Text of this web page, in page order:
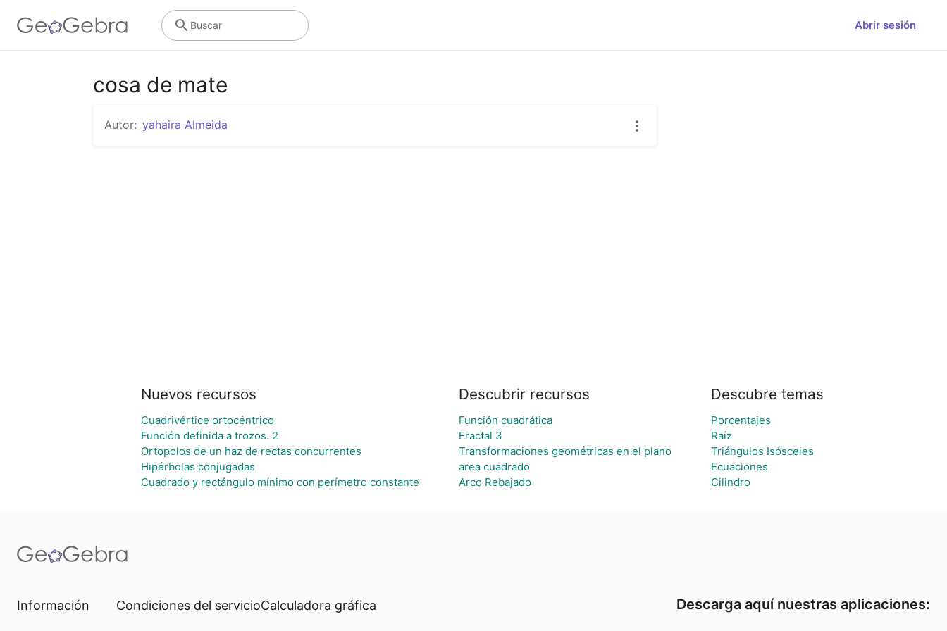
Abrir sesión
Buscar
cosa de mate
Autor: yahaira Almeida
Nuevos recursos
Cuadrivértice ortocéntrico
Función definida a trozos. 2
Ortopolos de un haz de rectas concurrentes
Hipérbolas conjugadas
Cuadrado y rectángulo mínimo con perímetro constante
Descubrir recursos
Función cuadrática
Fractal 3
Transformaciones geométricas en el plano
area cuadrado
Arco Rebajado
Descubre temas
Porcentajes
Raíz
Triángulos Isósceles
Ecuaciones
Cilindro
Información Condiciones del servicioCalculadora gráfica Descarga aquí nuestras aplicaciones: